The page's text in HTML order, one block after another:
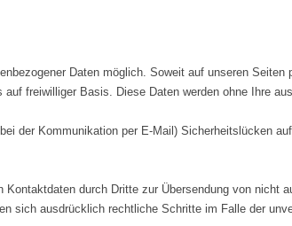
Daten möglich. Soweit auf unseren
freiwilliger Basis. Diese Daten werden ohne Ihre
der Kommunikation per E-Mail) Sicherheitslücken
durch Dritte zur Übersendung von nicht
sich ausdrücklich rechtliche Schritte im Falle der